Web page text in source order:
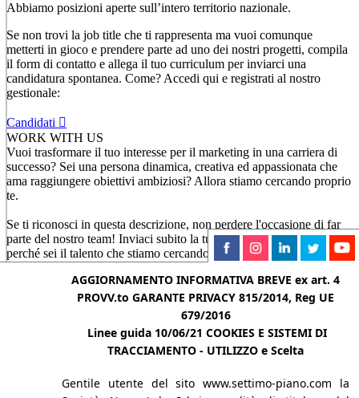
Abbiamo posizioni aperte sull’intero territorio nazionale.
Se non trovi la job title che ti rappresenta ma vuoi comunque
metterti in gioco e prendere parte ad uno dei nostri progetti, compila
il form di contatto e allega il tuo curriculum per inviarci una
candidatura spontanea. Come? Accedi qui e registrati al nostro
gestionale:
Candidati
WORK WITH US
Vuoi trasformare il tuo interesse per il marketing in una carriera di
successo? Sei una persona dinamica, creativa ed appassionata che
ama raggiungere obiettivi ambiziosi? Allora stiamo cercando proprio
te.
Se ti riconosci in questa descrizione, non perdere l'occasione di far
parte del nostro team! Inviaci subito la tua candidatura e dimostraci
perché sei il talento che stiamo cercando.
Vogliamo conoscerti!
Your Vision, Our Mission
AGGIORNAMENTO INFORMATIVA BREVE ex art. 4
PROVV.to GARANTE PRIVACY 815/2014, Reg UE
679/2016
Linee guida 10/06/21 COOKIES E SISTEMI DI
TRACCIAMENTO - UTILIZZO e Scelta
Gentile utente del sito www.settimo-piano.com la